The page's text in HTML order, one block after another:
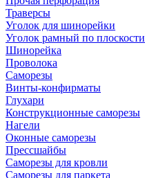
Траверсы
Уголок для шинорейки
Уголок рамный по плоскости
Шинорейка
Проволока
Саморезы
Винты-конфирматы
Глухари
Конструкционные саморезы
Нагели
Оконные саморезы
Прессшайбы
Саморезы для кровли
Саморезы для паркета